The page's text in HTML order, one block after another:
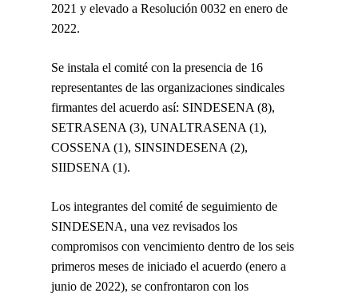
2021 y elevado a Resolución 0032 en enero de
2022.
Se instala el comité con la presencia de 16
representantes de las organizaciones sindicales
firmantes del acuerdo así: SINDESENA (8),
SETRASENA (3), UNALTRASENA (1),
COSSENA (1), SINSINDESENA (2),
SIIDSENA (1).
Los integrantes del comité de seguimiento de
SINDESENA, una vez revisados los
compromisos con vencimiento dentro de los seis
primeros meses de iniciado el acuerdo (enero a
junio de 2022), se confrontaron con los